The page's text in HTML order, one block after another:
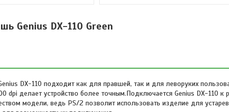
Genius DX-110 Green
DX-110 подходит как для правшей, так и для леворуких
dpi делает устройство более точным.Подключается Genius DX-110 к
модели, ведь PS/2 позволит использовать изделие для